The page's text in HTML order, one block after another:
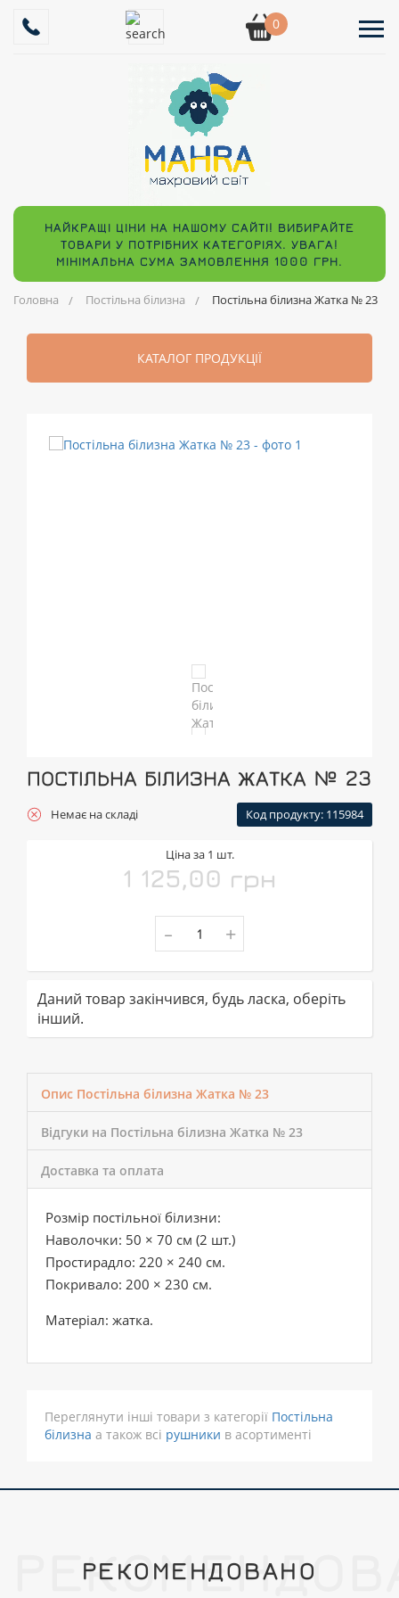
0
НАЙКРАЩІ ЦІНИ НА НАШОМУ САЙТІ! ВИБИРАЙТЕ
ТОВАРИ У ПОТРІБНИХ КАТЕГОРІЯХ. УВАГА!
МІНІМАЛЬНА СУМА ЗАМОВЛЕННЯ 1000 ГРН.
Головна Постільна білизна Постільна білизна Жатка № 23
КАТАЛОГ ПРОДУКЦІЇ
ПОСТІЛЬНА БІЛИЗНА ЖАТКА № 23
Немає на складі Код продукту: 115984
Ціна за 1 шт.
1 125,00 грн
- +
Даний товар закінчився, будь ласка, оберіть
інший.
Опис Постільна білизна Жатка № 23
Відгуки на Постільна білизна Жатка № 23
Доставка та оплата
Розмір постільної білизни:
Наволочки: 50 × 70 см (2 шт.)
Простирадло: 220 × 240 см.
Покривало: 200 × 230 см.
Матеріал: жатка.
Переглянути інші товари з категорії Постільна
білизна а також всі рушники в асортименті
РЕКОМЕНДОВАНО